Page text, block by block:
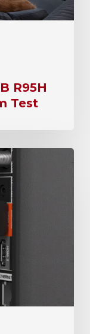
R95H
Test